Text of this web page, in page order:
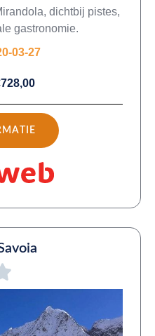
dichtbij pistes,
gastronomie.
03-27